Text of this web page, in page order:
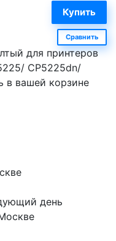
Сравнить
для принтеров
CP5225dn/
в вашей корзине
день